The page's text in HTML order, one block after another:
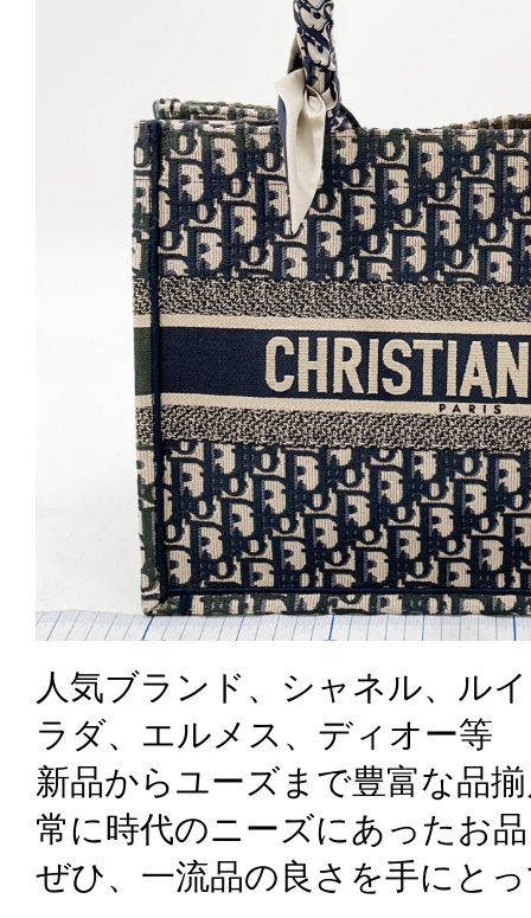
人気ブランド、シャネル、ル
ラダ、エルメス、ディオー等
新品からユーズまで豊富な品
常に時代のニーズにあったお
ぜひ、一流品の良さを手にと